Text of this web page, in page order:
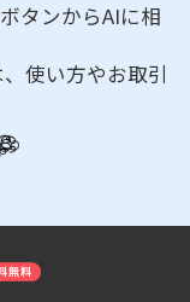
ボタンからAIに相
、使い方やお取引